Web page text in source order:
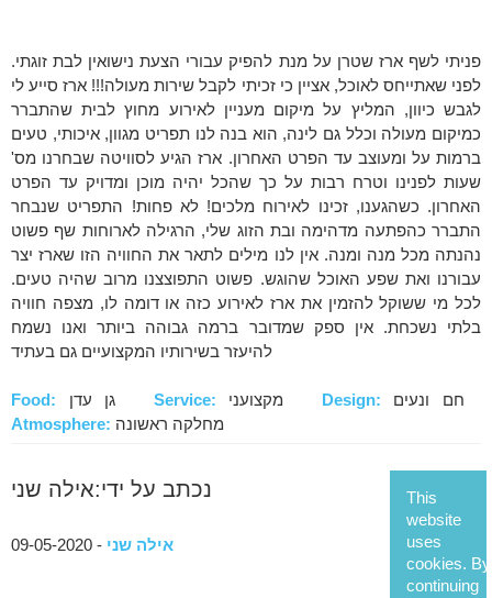
פניתי לשף ארז שטרן על מנת להפיק עבורי הצעת נישואין לבת זוגתי.
לפני שאתייחס לאוכל, אציין כי זכיתי לקבל שירות מעולה!!! ארז סייע לי
לגבש כיוון, המליץ על מיקום מעניין לאירוע מחוץ לבית שהתברר
כמיקום מעולה וכלל גם לינה, הוא בנה לנו תפריט מגוון, איכותי, טעים
ברמות על ומעוצב עד הפרט האחרון. ארז הגיע לסוויטה שבחרנו מס'
שעות לפנינו וטרח רבות על כך שהכל יהיה מוכן ומדויק עד הפרט
האחרון. כשהגענו, זכינו לאירוח מלכים! לא פחות! התפריט שנבחר
התברר כהפתעה מדהימה ובת הזוג שלי, הרגילה לארוחות שף פשוט
נהנתה מכל מנה ומנה. אין לנו מילים לתאר את החוויה הזו שארז יצר
עבורנו ואת שפע האוכל שהוגש. פשוט התפוצצנו מרוב שהיה טעים.
לכל מי ששוקל להזמין את ארז לאירוע כזה או דומה לו, מצפה חוויה
בלתי נשכחת. אין ספק שמדובר ברמה גבוהה ביותר ואנו נשמח
להיעזר בשירותיו המקצועיים גם בעתיד
Food: Service: Design:
Atmosphere: מחלקה ראשונה
נכתב על ידי:אילה שני
אילה שני - 09-05-2020
This
website
uses
cookies. By
continuing